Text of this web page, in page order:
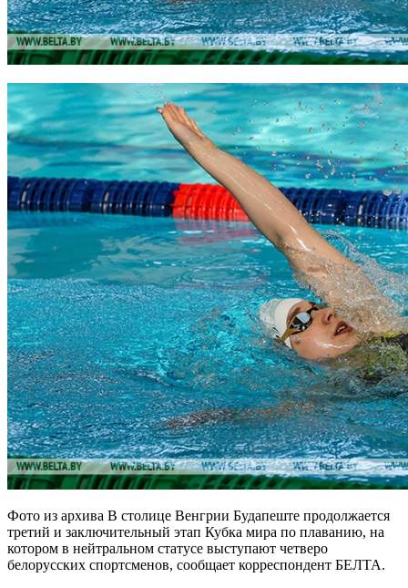
Фото из архива В столице Венгрии Будапеште продолжается
третий и заключительный этап Кубка мира по плаванию, на
котором в нейтральном статусе выступают четверо
белорусских спортсменов, сообщает корреспондент БЕЛТА.